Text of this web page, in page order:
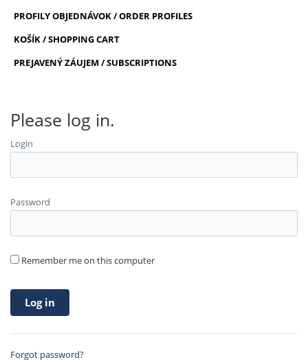
PROFILY OBJEDNÁVOK / ORDER PROFILES
KOŠÍK / SHOPPING CART
PREJAVENÝ ZÁUJEM / SUBSCRIPTIONS
Please log in.
Login
Password
Remember me on this computer
Forgot password?